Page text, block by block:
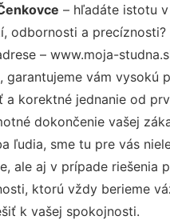
– hľadáte istotu
odbornosti a precíznosti?
– www.moja-
garantujeme vám vysokú
a korektné jednanie od
dokončenie vašej
ľudia, sme tu pre vás
ale aj v prípade riešenia
ktorú vždy berieme
k vašej spokojnosti.